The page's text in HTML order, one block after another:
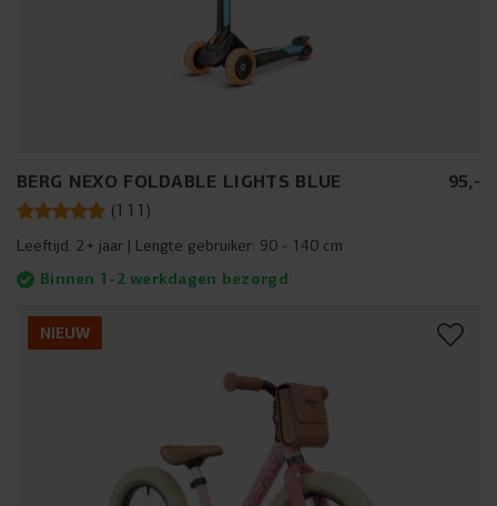
BERG NEXO FOLDABLE LIGHTS BLUE 95,-
(111)
Leeftijd: 2+ jaar Lengte gebruiker: 90 - 140 cm
Binnen 1-2 werkdagen bezorgd
NIEUW